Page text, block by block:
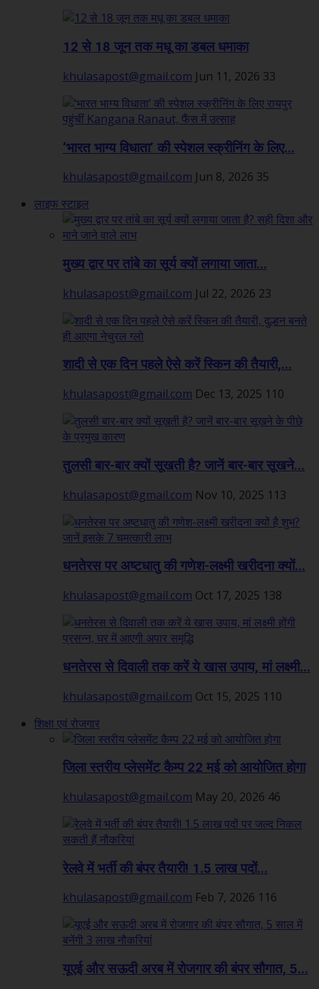
12 से 18 जून तक मधू का डबल धमाका
khulasapost@gmail.com Jun 11, 2026 33
‘भारत भाग्य विधाता’ की स्पेशल स्क्रीनिंग के लिए...
khulasapost@gmail.com Jun 8, 2026 35
लाइफ स्टाइल
मुख्य द्वार पर तांबे का सूर्य क्यों लगाया जाता...
khulasapost@gmail.com Jul 22, 2026 23
शादी से एक दिन पहले ऐसे करें स्किन की तैयारी,...
khulasapost@gmail.com Dec 13, 2025 110
तुलसी बार-बार क्यों सूखती है? जानें बार-बार सूखने...
khulasapost@gmail.com Nov 10, 2025 113
धनतेरस पर अष्टधातु की गणेश-लक्ष्मी खरीदना क्यों...
khulasapost@gmail.com Oct 17, 2025 138
धनतेरस से दिवाली तक करें ये खास उपाय, मां लक्ष्मी...
khulasapost@gmail.com Oct 15, 2025 110
शिक्षा एवं रोजगार
जिला स्तरीय प्लेसमेंट कैम्प 22 मई को आयोजित होगा
khulasapost@gmail.com May 20, 2026 46
रेलवे में भर्ती की बंपर तैयारी! 1.5 लाख पदों...
khulasapost@gmail.com Feb 7, 2026 116
यूएई और सऊदी अरब में रोजगार की बंपर सौगात, 5...